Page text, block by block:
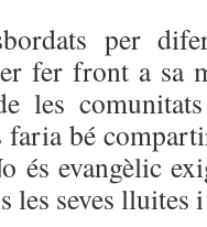
per
fer front a sa
les
faria bé
és evangèlic
les seves lluites